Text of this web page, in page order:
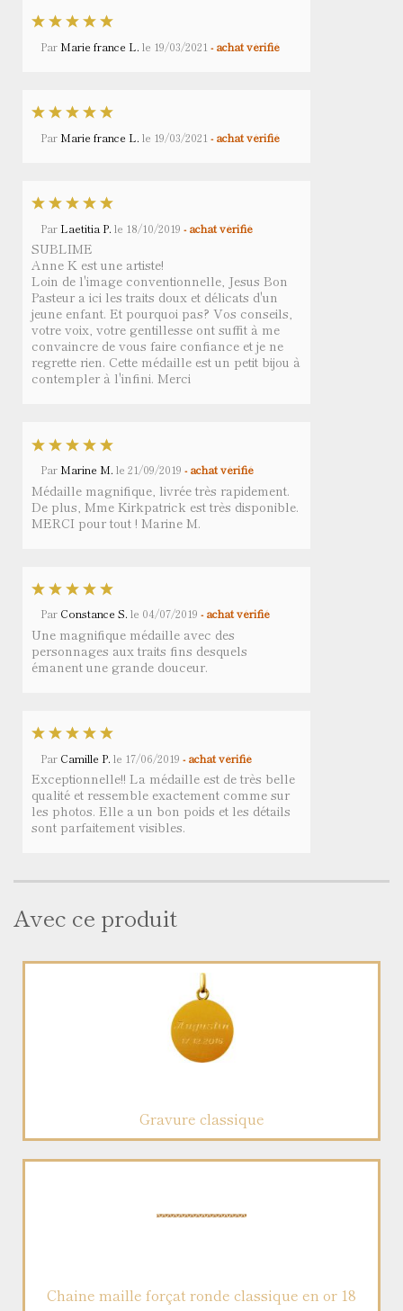
Par Marie france L. le 19/03/2021 - achat vérifié
Par Marie france L. le 19/03/2021 - achat vérifié
Par Laetitia P. le 18/10/2019 - achat vérifié
SUBLIME
Anne K est une artiste!
Loin de l'image conventionnelle, Jesus Bon
Pasteur a ici les traits doux et délicats d'un
jeune enfant. Et pourquoi pas? Vos conseils,
votre voix, votre gentillesse ont suffit à me
convaincre de vous faire confiance et je ne
regrette rien. Cette médaille est un petit bijou à
contempler à l'infini. Merci
Par Marine M. le 21/09/2019 - achat vérifié
Médaille magnifique, livrée très rapidement.
De plus, Mme Kirkpatrick est très disponible.
MERCI pour tout ! Marine M.
Par Constance S. le 04/07/2019 - achat vérifié
Une magnifique médaille avec des
personnages aux traits fins desquels
émanent une grande douceur.
Par Camille P. le 17/06/2019 - achat vérifié
Exceptionnelle!! La médaille est de très belle
qualité et ressemble exactement comme sur
les photos. Elle a un bon poids et les détails
sont parfaitement visibles.
Avec ce produit
Gravure classique
Chaine maille forçat ronde classique en or 18